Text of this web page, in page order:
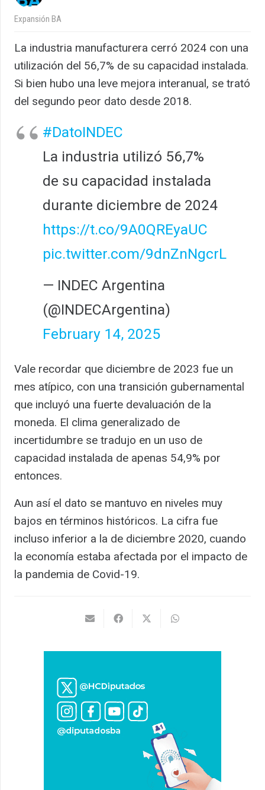
Expansión BA
La industria manufacturera cerró 2024 con una
utilización del 56,7% de su capacidad instalada.
Si bien hubo una leve mejora interanual, se trató
del segundo peor dato desde 2018.
#DatoINDEC
La industria utilizó 56,7%
de su capacidad instalada
durante diciembre de 2024
https://t.co/9A0QREyaUC
pic.twitter.com/9dnZnNgcrL
— INDEC Argentina
(@INDECArgentina)
February 14, 2025
Vale recordar que diciembre de 2023 fue un
mes atípico, con una transición gubernamental
que incluyó una fuerte devaluación de la
moneda. El clima generalizado de
incertidumbre se tradujo en un uso de
capacidad instalada de apenas 54,9% por
entonces.
Aun así el dato se mantuvo en niveles muy
bajos en términos históricos. La cifra fue
incluso inferior a la de diciembre 2020, cuando
la economía estaba afectada por el impacto de
la pandemia de Covid-19.